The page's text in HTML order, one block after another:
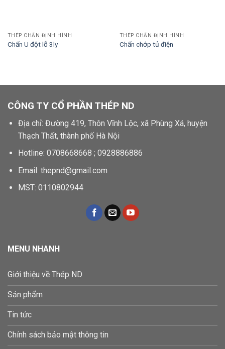
THÉP CHẤN ĐỊNH HÌNH
Chấn U đột lỗ 3ly
THÉP CHẤN ĐỊNH HÌNH
Chấn chớp tủ điện
CÔNG TY CỔ PHẦN THÉP ND
Địa chỉ: Đường 419, Thôn Vĩnh Lộc, xã Phùng Xá, huyện
Thạch Thất, thành phố Hà Nội
Hotline: 0708668668 ; 0928886886
Email: thepnd@gmail.com
MST: 0110802944
MENU NHANH
Giới thiệu về Thép ND
Sản phẩm
Tin tức
Chính sách bảo mật thông tin